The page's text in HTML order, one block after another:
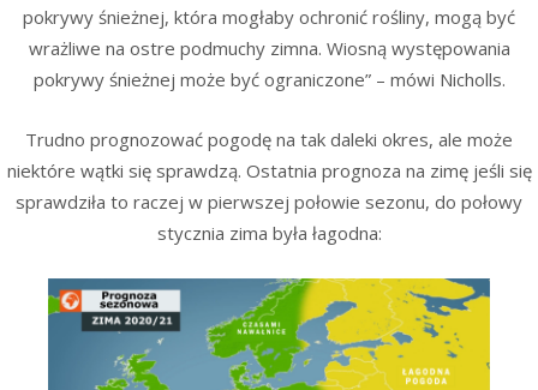
pokrywy śnieżnej, która mogłaby ochronić rośliny, mogą być
wrażliwe na ostre podmuchy zimna. Wiosną występowania
pokrywy śnieżnej może być ograniczone” – mówi Nicholls.
Trudno prognozować pogodę na tak daleki okres, ale może
niektóre wątki się sprawdzą. Ostatnia prognoza na zimę jeśli się
sprawdziła to raczej w pierwszej połowie sezonu, do połowy
stycznia zima była łagodna: